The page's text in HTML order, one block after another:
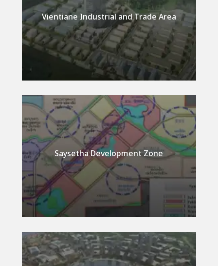
Vientiane Industrial and Trade Area
Detail
Saysetha Development Zone
Detail